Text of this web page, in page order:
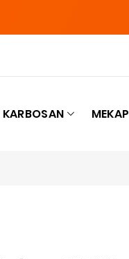
KARBOSAN MEKAP